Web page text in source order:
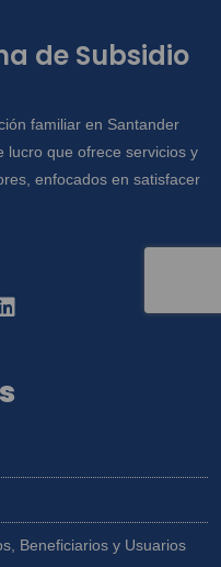
de Tratamiento
declaro conocer
cuáles
para que
con quienes
o convenios para
Así mismo,
me asisten los
rectificar y
de Subsidio
familiar en Santander
lucro que ofrece servicios y
enfocados en satisfacer
Beneficiarios y Usuarios